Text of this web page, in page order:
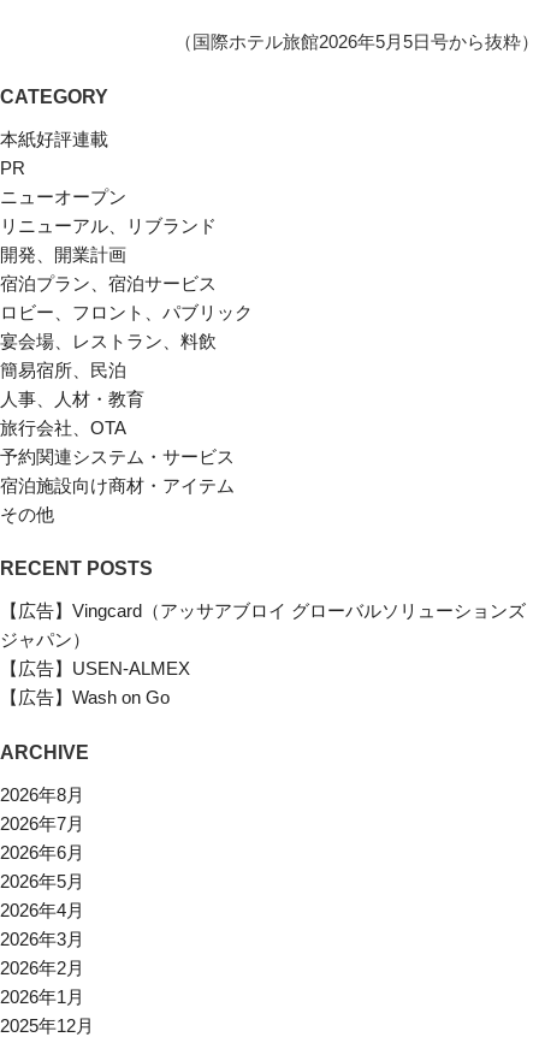
（国際ホテル旅館2026年5月5日号から抜粋）
CATEGORY
本紙好評連載
PR
ニューオープン
リニューアル、リブランド
開発、開業計画
宿泊プラン、宿泊サービス
ロビー、フロント、パブリック
宴会場、レストラン、料飲
簡易宿所、民泊
人事、人材・教育
旅行会社、OTA
予約関連システム・サービス
宿泊施設向け商材・アイテム
その他
RECENT POSTS
【広告】Vingcard（アッサアブロイ グローバルソリューションズ
ジャパン）
【広告】USEN-ALMEX
【広告】Wash on Go
ARCHIVE
2026年8月
2026年7月
2026年6月
2026年5月
2026年4月
2026年3月
2026年2月
2026年1月
2025年12月